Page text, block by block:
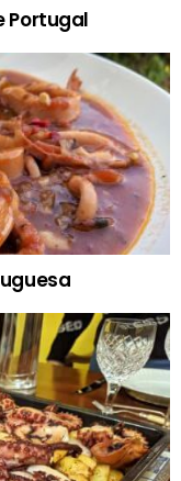
Portugal